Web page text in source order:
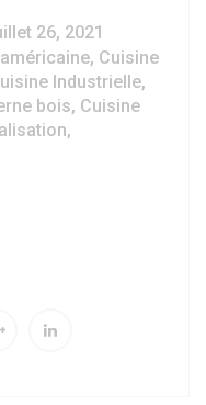
26, 2021
, Cuisine
Industrielle,
bois, Cuisine
,